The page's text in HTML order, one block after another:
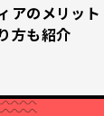
アのメリッ
方も紹介